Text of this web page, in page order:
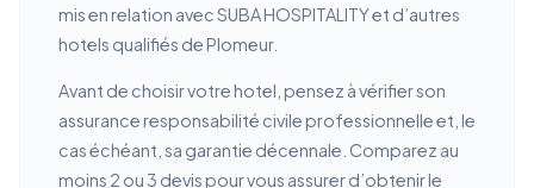
mis en relation avec SUBA HOSPITALITY et d’autres
hotels qualifiés de Plomeur.
Avant de choisir votre hotel, pensez à vérifier son
assurance responsabilité civile professionnelle et, le
cas échéant, sa garantie décennale. Comparez au
moins 2 ou 3 devis pour vous assurer d’obtenir le